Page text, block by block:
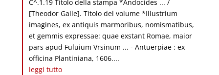
C^.1.19 Titolo della stampa *Andocides ... /
[Theodor Galle]. Titolo del volume *Illustrium
imagines, ex antiquis marmoribus, nomismatibus,
et gemmis expressae: quae exstant Romae, maior
pars apud Fuluium Vrsinum ... - Antuerpiae : ex
officina Plantiniana, 1606....
leggi tutto